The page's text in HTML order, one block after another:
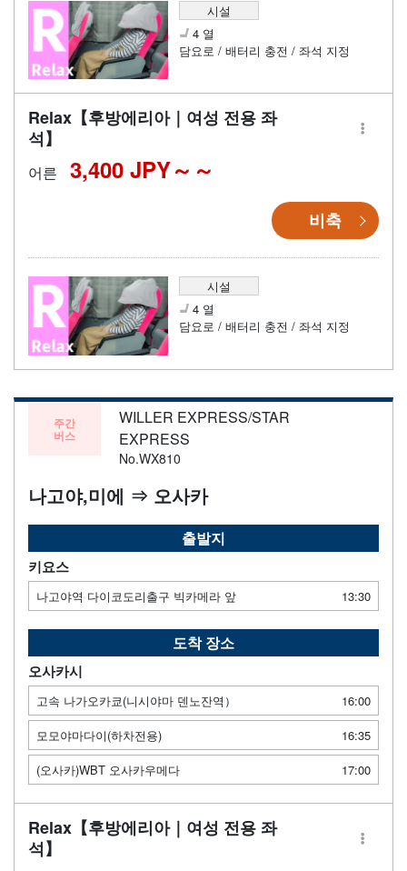
시설
4 열
담요로 / 배터리 충전 / 좌석 지정
Relax【후방에리아｜여성 전용 좌
석】
어른 3,400 JPY～
비축
시설
4 열
담요로 / 배터리 충전 / 좌석 지정
주간
버스
WILLER EXPRESS/STAR
EXPRESS
No.WX810
나고야,미에 ⇒ 오사카
출발지
키요스
나고야역 다이코도리출구 빅카메라 앞 13:30
도착 장소
오사카시
고속 나가오카쿄(니시야마 덴노잔역）
16:00
모모야마다이(하차전용)
16:35
(오사카)WBT 오사카우메다
17:00
Relax【후방에리아｜여성 전용 좌
석】